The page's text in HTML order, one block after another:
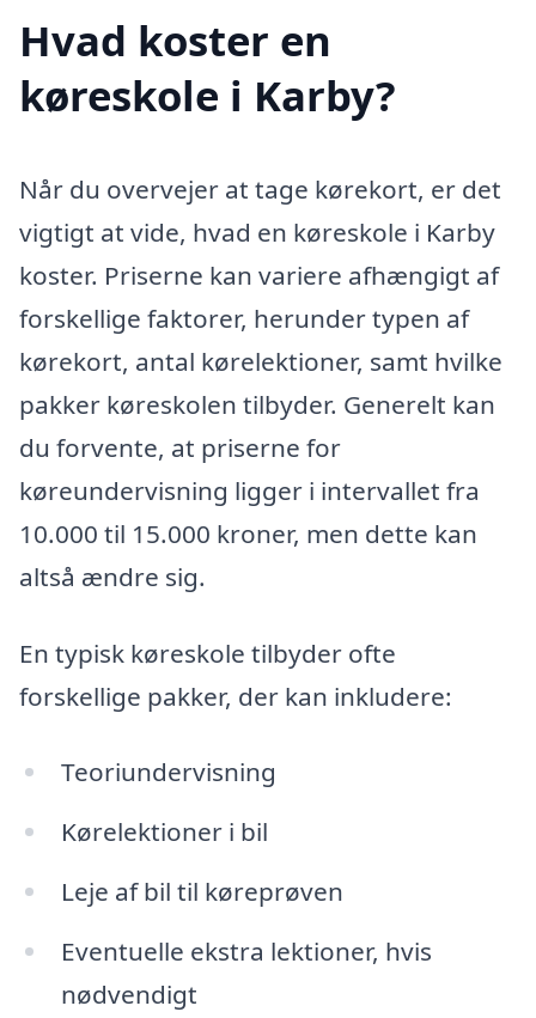
Hvad koster en
køreskole i Karby?
Når du overvejer at tage kørekort, er det
vigtigt at vide, hvad en køreskole i Karby
koster. Priserne kan variere afhængigt af
forskellige faktorer, herunder typen af
kørekort, antal kørelektioner, samt hvilke
pakker køreskolen tilbyder. Generelt kan
du forvente, at priserne for
køreundervisning ligger i intervallet fra
10.000 til 15.000 kroner, men dette kan
altså ændre sig.
En typisk køreskole tilbyder ofte
forskellige pakker, der kan inkludere:
Teoriundervisning
Kørelektioner i bil
Leje af bil til køreprøven
Eventuelle ekstra lektioner, hvis
nødvendigt